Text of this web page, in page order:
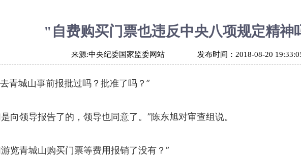
"自费购买门票也违反中央八项规定精神
来源:中央纪委国家监委网站 发布时间： 2018-08-20
青城山事前报批过吗？批准了吗？”
领导报告了的，领导也同意了。”陈东旭对审查组说。
青城山购买门票等费用报销了没有？”